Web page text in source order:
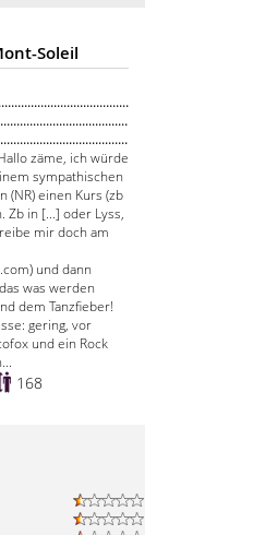
Soleil
zäme, ich würde
sympathischen
(NR) einen Kurs (zb
Zb in [...] oder Lyss,
mir doch am
und dann
was werden
dem Tanzfieber!
gering, vor
und ein Rock
168